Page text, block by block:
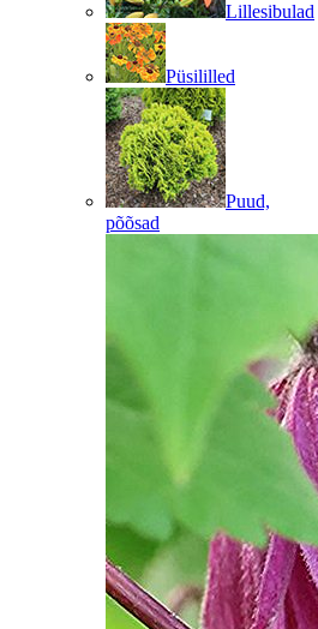
Lillesibulad
Püsililled
Puud,
põõsad